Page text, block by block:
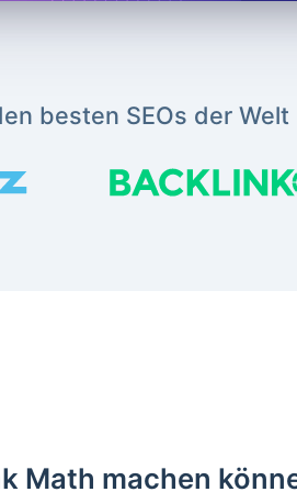
besten SEOs der Welt
Math machen